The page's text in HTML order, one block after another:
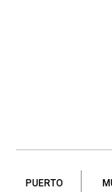
PUERTO